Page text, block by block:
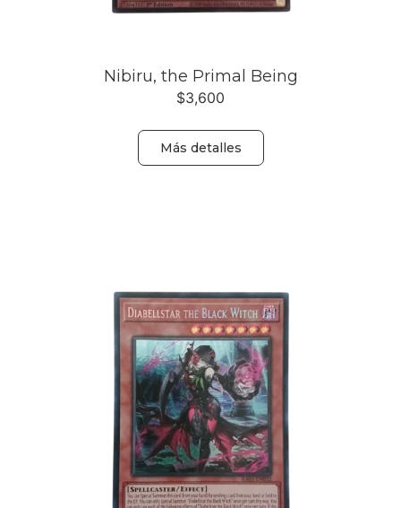
Nibiru, the Primal Being
$3,600
Más detalles